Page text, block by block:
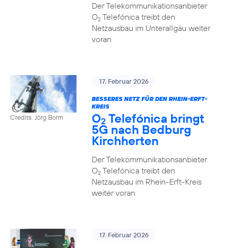
Der Telekommunikationsanbieter
O2Telefónica treibt den
Netzausbau im Unterallgäu weiter
voran
Credits: Jörg Borm
17. Februar 2026
BESSERES NETZ FÜR DEN RHEIN-ERFT-
KREIS
O2 Telefónica bringt
5G nach Bedburg
Kirchherten
Der Telekommunikationsanbieter
O2Telefónica treibt den
Netzausbau im Rhein-Erft-Kreis
weiter voran
17. Februar 2026